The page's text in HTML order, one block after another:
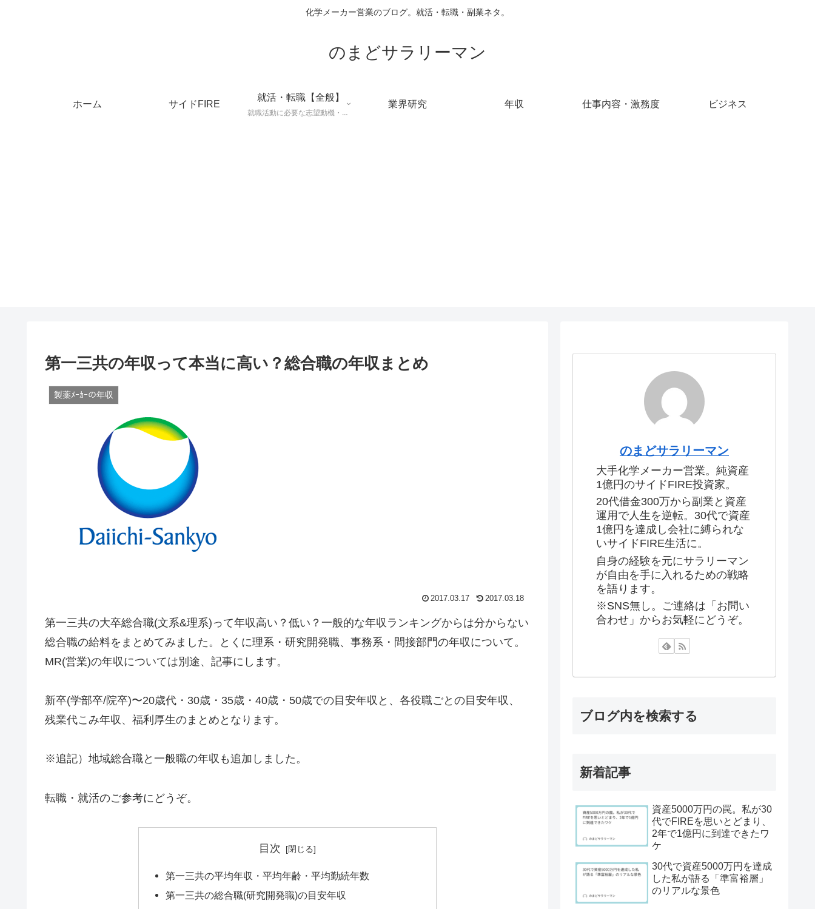
化学メーカー営業のブログ。就活・転職・副業ネタ。
のまどサラリーマン
ホーム サイドFIRE
就活・転職【全般】
就職活動に必要な志望動機・メールマナー・業界研究などに役立つ知識を公開するページ。
業界研究 年収 仕事内容・激務度 ビジネス
第一三共の年収って本当に高い？総合職の年収まとめ
製薬ﾒｰｶｰの年収
2017.03.17 2017.03.18
第一三共の大卒総合職(文系&理系)って年収高い？低い？一般的な年収ランキングからは分からない
総合職の給料をまとめてみました。とくに理系・研究開発職、事務系・間接部門の年収について。
MR(営業)の年収については別途、記事にします。
新卒(学部卒/院卒)〜20歳代・30歳・35歳・40歳・50歳での目安年収と、各役職ごとの目安年収、
残業代こみ年収、福利厚生のまとめとなります。
※追記）地域総合職と一般職の年収も追加しました。
転職・就活のご参考にどうぞ。
目次
第一三共の平均年収・平均年齢・平均勤続年数
第一三共の総合職(研究開発職)の目安年収
のまどサラリーマン
大手化学メーカー営業。純資産
1億円のサイドFIRE投資家。
20代借金300万から副業と資産
運用で人生を逆転。30代で資産
1億円を達成し会社に縛られな
いサイドFIRE生活に。
自身の経験を元にサラリーマン
が自由を手に入れるための戦略
を語ります。
※SNS無し。ご連絡は「お問い
合わせ」からお気軽にどうぞ。
ブログ内を検索する
新着記事
資産5000万円の罠。私が30
代でFIREを思いとどまり、
2年で1億円に到達できたワ
ケ
30代で資産5000万円を達成
した私が語る「準富裕層」
のリアルな景色